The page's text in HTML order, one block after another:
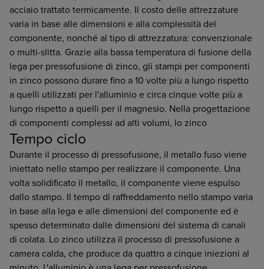
acciaio trattato termicamente. Il costo delle attrezzature
varia in base alle dimensioni e alla complessità del
componente, nonché al tipo di attrezzatura: convenzionale
o multi-slitta. Grazie alla bassa temperatura di fusione della
lega per pressofusione di zinco, gli stampi per componenti
in zinco possono durare fino a 10 volte più a lungo rispetto
a quelli utilizzati per l'alluminio e circa cinque volte più a
lungo rispetto a quelli per il magnesio. Nella progettazione
di componenti complessi ad alti volumi, lo zinco
Tempo ciclo
Durante il processo di pressofusione, il metallo fuso viene
iniettato nello stampo per realizzare il componente. Una
volta solidificato il metallo, il componente viene espulso
dallo stampo. Il tempo di raffreddamento nello stampo varia
in base alla lega e alle dimensioni del componente ed è
spesso determinato dalle dimensioni del sistema di canali
di colata. Lo zinco utilizza il processo di pressofusione a
camera calda, che produce da quattro a cinque iniezioni al